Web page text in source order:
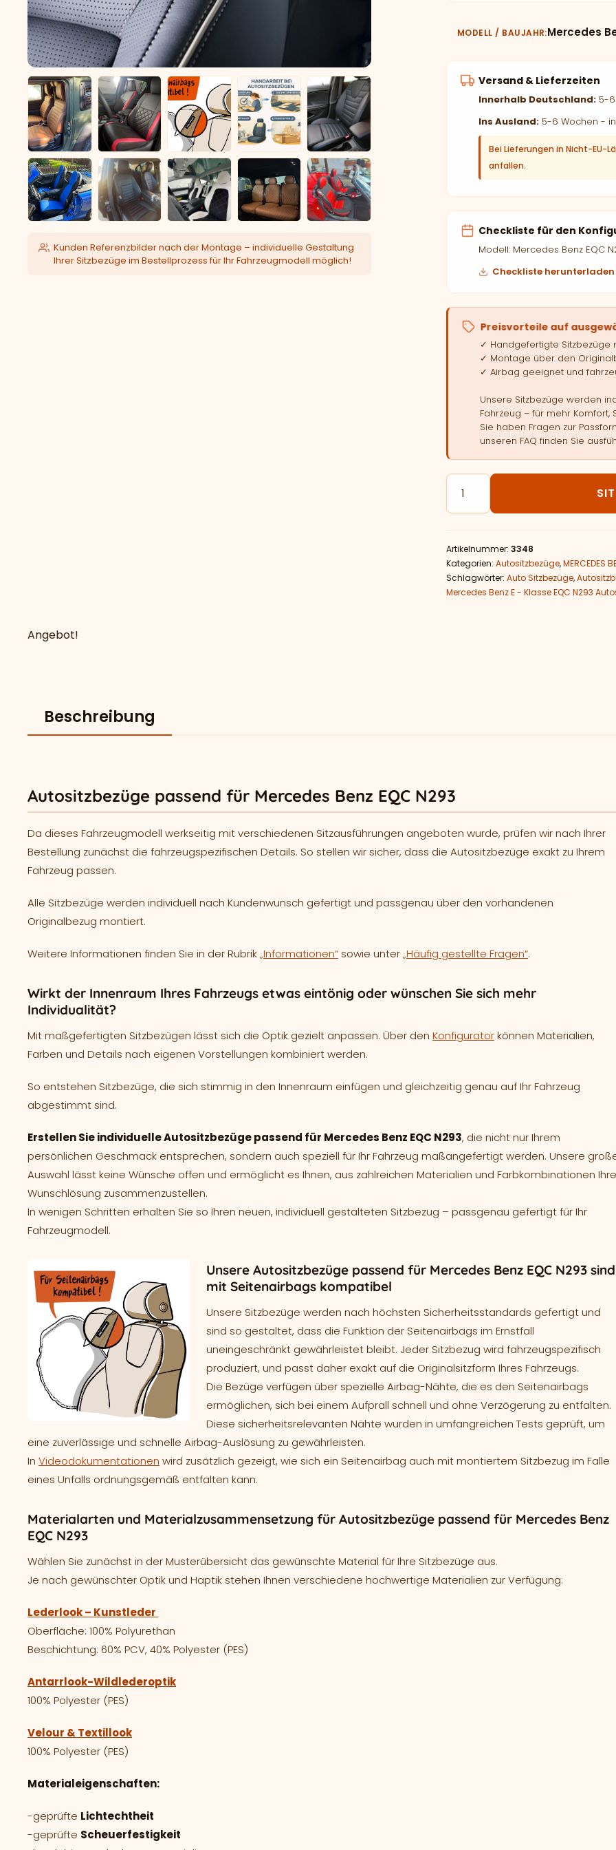
Angebot!
Kunden Referenzbilder nach der Montage – individuelle Gestaltung
Ihrer Sitzbezüge im Bestellprozess für Ihr Fahrzeugmodell möglich!
MODELL / BAUJAHR Mercedes
Versand & Lieferzeiten
Innerhalb Deutschland:5-6
Ins Ausland:5-6 Wochen -
Bei Lieferungen in Nicht-EU-
anfallen.
Checkliste für den
Modell: Mercedes Benz EQC
Checkliste herunterladen
Preisvorteile auf
✓ Handgefertigte Sitzbezüge
✓ Montage über den
✓ Airbag geeignet und
Unsere Sitzbezüge werden
Fahrzeug – für mehr
Sie haben Fragen zur
unseren FAQ finden Sie
Autositzbezüge passend für
Artikelnummer: 3348
Kategorien: Autositzbezüge,MERCEDES
Schlagwörter: Auto Sitzbezüge,
Mercedes Benz E - Klasse EQC N293
Beschreibung
Autositzbezüge passend für Mercedes Benz EQC N293
Da dieses Fahrzeugmodell werkseitig mit verschiedenen Sitzausführungen angeboten wurde, prüfen wir nach Ihrer
Bestellung zunächst die fahrzeugspezifischen Details. So stellen wir sicher, dass die Autositzbezüge exakt zu Ihrem
Fahrzeug passen.
Alle Sitzbezüge werden individuell nach Kundenwunsch gefertigt und passgenau über den vorhandenen
Originalbezug montiert.
Weitere Informationen finden Sie in der Rubrik„Informationen“ sowie unter„Häufig gestellte Fragen“.
Wirkt der Innenraum Ihres Fahrzeugs etwas eintönig oder wünschen Sie sich mehr
Individualität?
Mit maßgefertigten Sitzbezügen lässt sich die Optik gezielt anpassen. Über den Konfiguratorkönnen Materialien,
Farben und Details nach eigenen Vorstellungen kombiniert werden.
So entstehen Sitzbezüge, die sich stimmig in den Innenraum einfügen und gleichzeitig genau auf Ihr Fahrzeug
abgestimmt sind.
Erstellen Sie individuelle Autositzbezüge passend für Mercedes Benz EQC N293, die nicht nur Ihrem
persönlichen Geschmack entsprechen, sondern auch speziell für Ihr Fahrzeug maßangefertigt werden. Unsere
Auswahl lässt keine Wünsche offen und ermöglicht es Ihnen, aus zahlreichen Materialien und Farbkombinationen Ihre
Wunschlösung zusammenzustellen.
In wenigen Schritten erhalten Sie so Ihren neuen, individuell gestalteten Sitzbezug – passgenau gefertigt für Ihr
Fahrzeugmodell.
Unsere Autositzbezüge passend für Mercedes Benz EQC N293 sind
mit Seitenairbags kompatibel
Unsere Sitzbezüge werden nach höchsten Sicherheitsstandards gefertigt und
sind so gestaltet, dass die Funktion der Seitenairbags im Ernstfall
uneingeschränkt gewährleistet bleibt. Jeder Sitzbezug wird fahrzeugspezifisch
produziert, und passt daher exakt auf die Originalsitzform Ihres Fahrzeugs.
Die Bezüge verfügen über spezielle Airbag-Nähte, die es den Seitenairbags
ermöglichen, sich bei einem Aufprall schnell und ohne Verzögerung zu entfalten.
Diese sicherheitsrelevanten Nähte wurden in umfangreichen Tests geprüft, um
eine zuverlässige und schnelle Airbag-Auslösung zu gewährleisten.
In Videodokumentationen wird zusätzlich gezeigt, wie sich ein Seitenairbag auch mit montiertem Sitzbezug im Falle
eines Unfalls ordnungsgemäß entfalten kann.
Materialarten und Materialzusammensetzung für Autositzbezüge passend für Mercedes Benz
EQC N293
Wählen Sie zunächst in der Musterübersicht das gewünschte Material für Ihre Sitzbezüge aus.
Je nach gewünschter Optik und Haptik stehen Ihnen verschiedene hochwertige Materialien zur Verfügung:
Lederlook – Kunstleder
Oberfläche: 100% Polyurethan
Beschichtung: 60% PCV, 40% Polyester (PES)
Antarrlook-Wildlederoptik
100% Polyester (PES)
Velour & Textillook
100% Polyester (PES)
Materialeigenschaften:
-geprüfte Lichtechtheit
-geprüfte Scheuerfestigkeit